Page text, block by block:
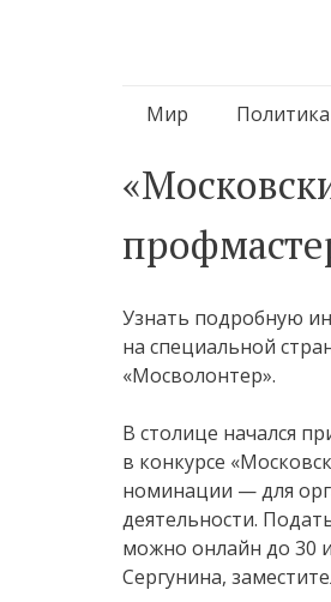
Перейти
Мир Политика
Узнать подробную
на специальной
«Мосволонтер».
В столице начался
в конкурсе
номинации — для
деятельности.
можно онлайн до 30
Сергунина,